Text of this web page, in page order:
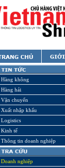
Hàng không
Hàng hải
Vận chuyển
Xuất nhập khẩu
Logistics
Kinh tế
Thông tin doanh nghiệp
Doanh nghiệp